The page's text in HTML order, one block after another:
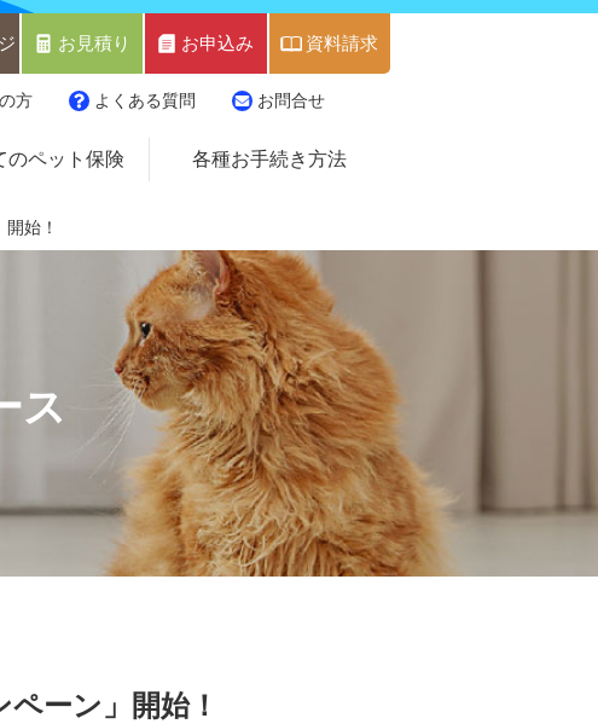
お見積り お申込み 資料請求
方 よくある質問 お問合せ
のペット保険 各種お手続き方法
始！
ス
ーン」開始！